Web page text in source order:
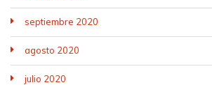
septiembre 2020
agosto 2020
julio 2020